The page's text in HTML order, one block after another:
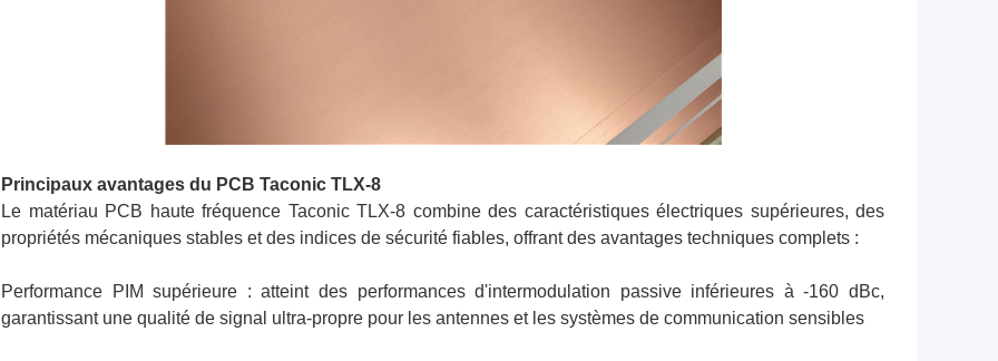
Principaux avantages du PCB Taconic TLX-8
Le matériau PCB haute fréquence Taconic TLX-8 combine des caractéristiques électriques supérieures, des
propriétés mécaniques stables et des indices de sécurité fiables, offrant des avantages techniques complets :
Performance PIM supérieure : atteint des performances d'intermodulation passive inférieures à -160 dBc,
garantissant une qualité de signal ultra-propre pour les antennes et les systèmes de communication sensibles